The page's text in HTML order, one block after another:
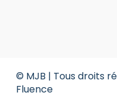
© MJB | Tous droits
Fluence